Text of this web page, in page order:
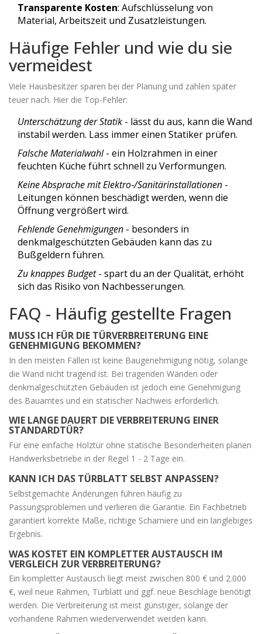
Transparente Kosten: Aufschlüsselung von
Material, Arbeitszeit und Zusatzleistungen.
Häufige Fehler und wie du sie
vermeidest
Viele Hausbesitzer sparen bei der Planung und zahlen später
teuer nach. Hier die Top‑Fehler:
Unterschätzung der Statik - lässt du aus, kann die Wand
instabil werden. Lass immer einen Statiker prüfen.
Falsche Materialwahl- ein Holzrahmen in einer
feuchten Küche führt schnell zu Verformungen.
Keine Absprache mit Elektro‑/Sanitärinstallationen -
Leitungen können beschädigt werden, wenn die
Öffnung vergrößert wird.
Fehlende Genehmigungen - besonders in
denkmalgeschützten Gebäuden kann das zu
Bußgeldern führen.
Zu knappes Budget- spart du an der Qualität, erhöht
sich das Risiko von Nachbesserungen.
FAQ - Häufig gestellte Fragen
MUSS ICH FÜR DIE TÜRVERBREITERUNG EINE
GENEHMIGUNG BEKOMMEN?
In den meisten Fällen ist keine Baugenehmigung nötig, solange
die Wand nicht tragend ist. Bei tragenden Wänden oder
denkmalgeschützten Gebäuden ist jedoch eine Genehmigung
des Bauamtes und ein statischer Nachweis erforderlich.
WIE LANGE DAUERT DIE VERBREITERUNG EINER
STANDARDTÜR?
Für eine einfache Holztür ohne statische Besonderheiten planen
Handwerksbetriebe in der Regel 1 - 2 Tage ein.
KANN ICH DAS TÜRBLATT SELBST ANPASSEN?
Selbstgemachte Änderungen führen häufig zu
Passungsproblemen und verlieren die Garantie. Ein Fachbetrieb
garantiert korrekte Maße, richtige Scharniere und ein langlebiges
Ergebnis.
WAS KOSTET EIN KOMPLETTER AUSTAUSCH IM
VERGLEICH ZUR VERBREITERUNG?
Ein kompletter Austausch liegt meist zwischen 800 € und 2.000
€, weil neue Rahmen, Türblatt und ggf. neue Beschläge benötigt
werden. Die Verbreiterung ist meist günstiger, solange der
vorhandene Rahmen wiederverwendet werden kann.